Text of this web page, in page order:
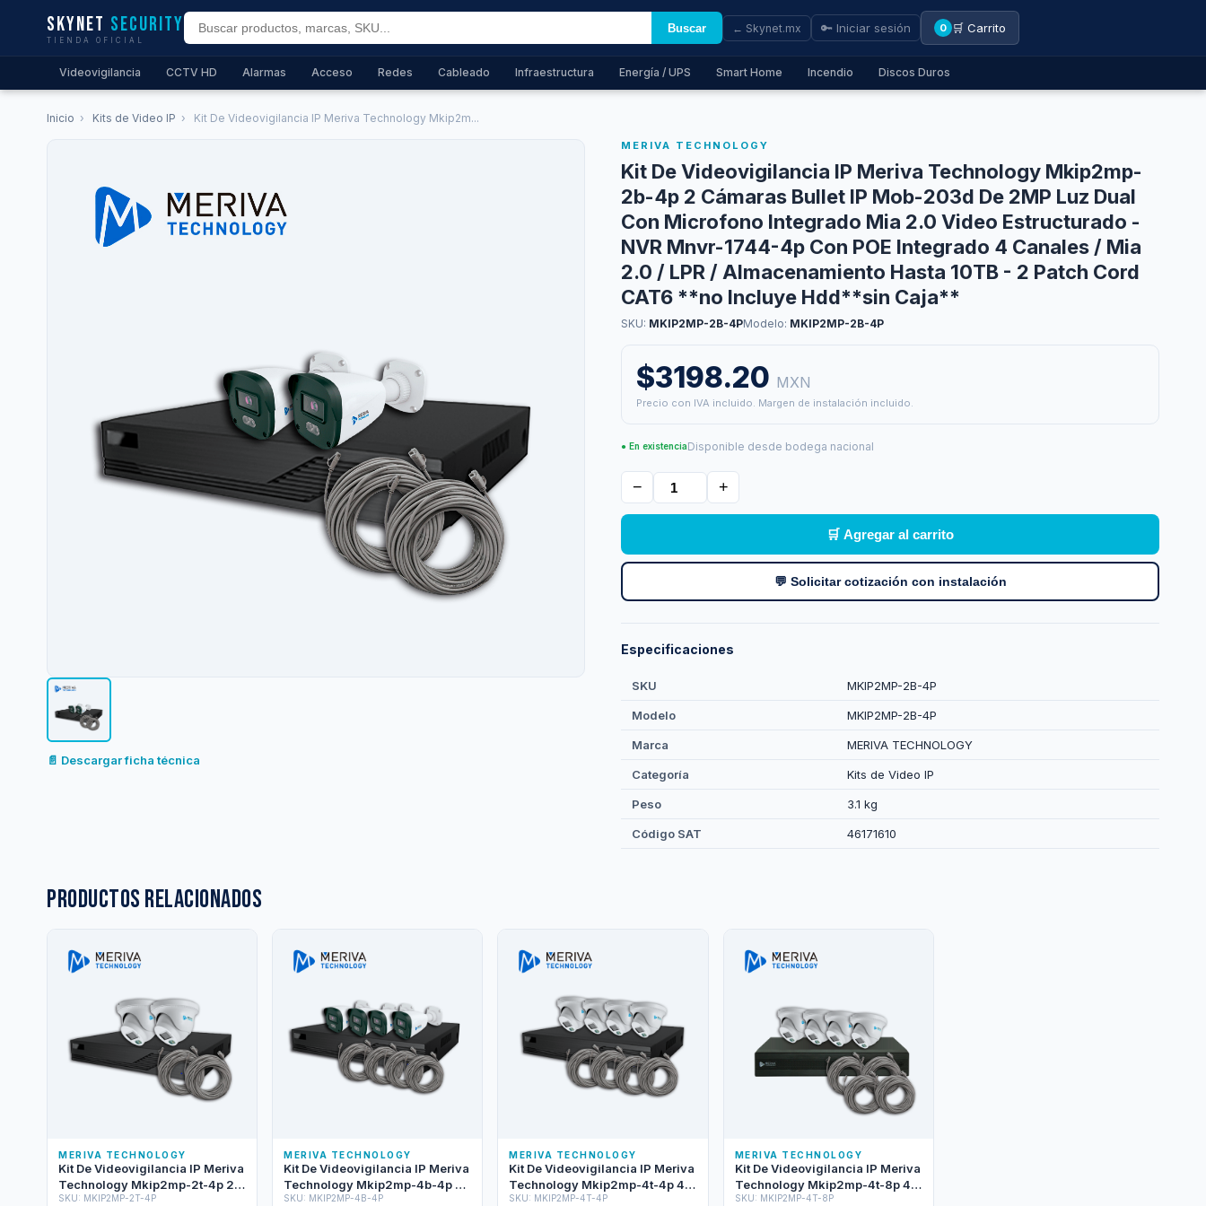
Skynet Security
TIENDA OFICIAL
Buscar ← Skynet.mx 🔑 Iniciar sesión 0 🛒 Carrito
Videovigilancia CCTV HD Alarmas Acceso Redes Cableado Infraestructura Energía / UPS Smart Home Incendio Discos Duros
Inicio › Kits de Video IP › Kit De Videovigilancia IP Meriva Technology Mkip2m...
📄 Descargar ficha técnica
MERIVA TECHNOLOGY
Kit De Videovigilancia IP Meriva Technology Mkip2mp-
2b-4p 2 Cámaras Bullet IP Mob-203d De 2MP Luz Dual
Con Microfono Integrado Mia 2.0 Video Estructurado -
NVR Mnvr-1744-4p Con POE Integrado 4 Canales / Mia
2.0 / LPR / Almacenamiento Hasta 10TB - 2 Patch Cord
CAT6 **no Incluye Hdd**sin Caja**
SKU: MKIP2MP-2B-4PModelo: MKIP2MP-2B-4P
$3198.20 MXN
Precio con IVA incluido. Margen de instalación incluido.
● En existenciaDisponible desde bodega nacional
− +
🛒 Agregar al carrito
💬 Solicitar cotización con instalación
Especificaciones
SKU MKIP2MP-2B-4P
Modelo MKIP2MP-2B-4P
Marca MERIVA TECHNOLOGY
Categoría Kits de Video IP
Peso 3.1 kg
Código SAT 46171610
Productos relacionados
MERIVA TECHNOLOGY
Kit De Videovigilancia IP Meriva
Technology Mkip2mp-2t-4p 2
Cámaras Turret IP Mtd-203d De
SKU: MKIP2MP-2T-4P
MERIVA TECHNOLOGY
Kit De Videovigilancia IP Meriva
Technology Mkip2mp-4b-4p 4
Cámaras Bullet IP Mob-203d De
SKU: MKIP2MP-4B-4P
MERIVA TECHNOLOGY
Kit De Videovigilancia IP Meriva
Technology Mkip2mp-4t-4p 4
Cámaras Turret IP Mtd-203d De
SKU: MKIP2MP-4T-4P
MERIVA TECHNOLOGY
Kit De Videovigilancia IP Meriva
Technology Mkip2mp-4t-8p 4
Cámaras Turret IP Mtd-203d De
SKU: MKIP2MP-4T-8P